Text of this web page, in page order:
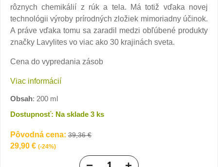
rôznych chemikálií z rúk a tela. Má totiž vďaka novej
technológii výroby prírodných zložiek mimoriadny účinok.
A práve vďaka tomu sa zaradil medzi obľúbené produkty
značky Lavylites vo viac ako 30 krajinách sveta.
Cena do vypredania zásob
Viac informácií
Obsah: 200 ml
Dostupnosť: Na sklade 3 ks
Pôvodná cena: 39,36 €
29,90 € (-24%)